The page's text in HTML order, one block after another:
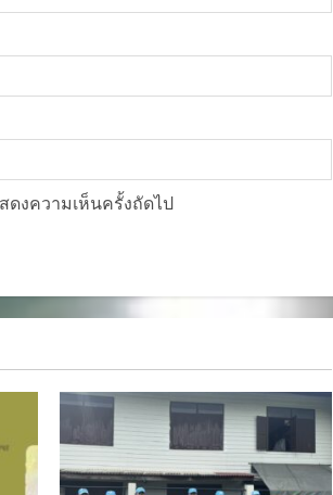
ดงความเห็นครั้งถัดไป